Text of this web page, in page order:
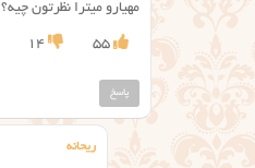
مهیارو میترا نظرتون چیه؟
55
14
پاسخ
ریحانه